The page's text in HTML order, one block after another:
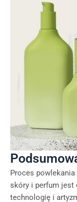
Proces
skóry i perfum jest
technologię i